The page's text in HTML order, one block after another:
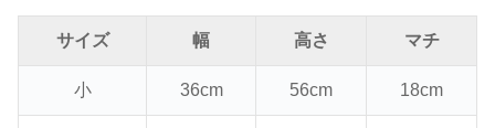
サイズ 幅 高さ マチ
小 36cm 56cm 18cm